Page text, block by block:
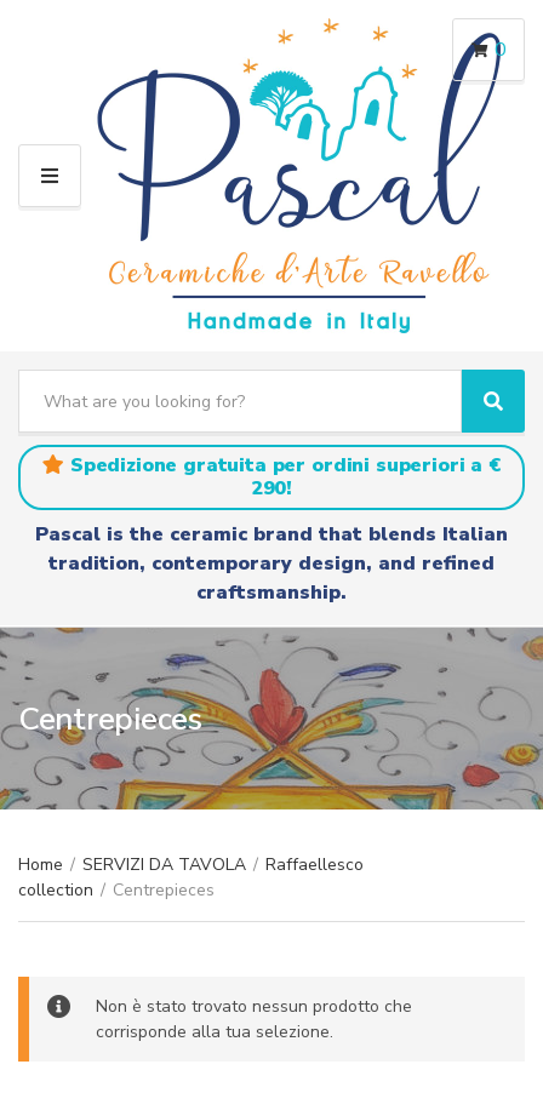
M
a
t
g
m
e
a
r
c
h
S
e
a
r
c
h
Spedizione gratuita per ordini superiori a €
290!
Pascal is the ceramic brand that blends Italian
tradition, contemporary design, and refined
craftsmanship.
0
Centrepieces
Home / SERVIZI DA TAVOLA / Raffaellesco
collection / Centrepieces
Non è stato trovato nessun prodotto che
corrisponde alla tua selezione.